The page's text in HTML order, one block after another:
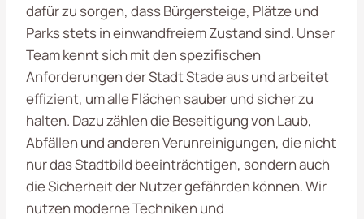
dafür zu sorgen, dass Bürgersteige, Plätze und
Parks stets in einwandfreiem Zustand sind. Unser
Team kennt sich mit den spezifischen
Anforderungen der Stadt Stade aus und arbeitet
effizient, um alle Flächen sauber und sicher zu
halten. Dazu zählen die Beseitigung von Laub,
Abfällen und anderen Verunreinigungen, die nicht
nur das Stadtbild beeinträchtigen, sondern auch
die Sicherheit der Nutzer gefährden können. Wir
nutzen moderne Techniken und